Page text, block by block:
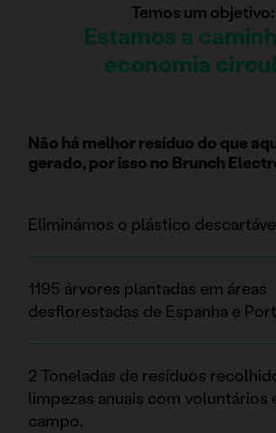
Temos um objetivo:
Estamos a
economia
Não há melhor resíduo do que
gerado, por isso no Brunch
Eliminámos o plástico
1195 árvores plantadas em áreas
desflorestadas de Espanha e
2 Toneladas de resíduos
limpezas anuais com voluntários
campo.